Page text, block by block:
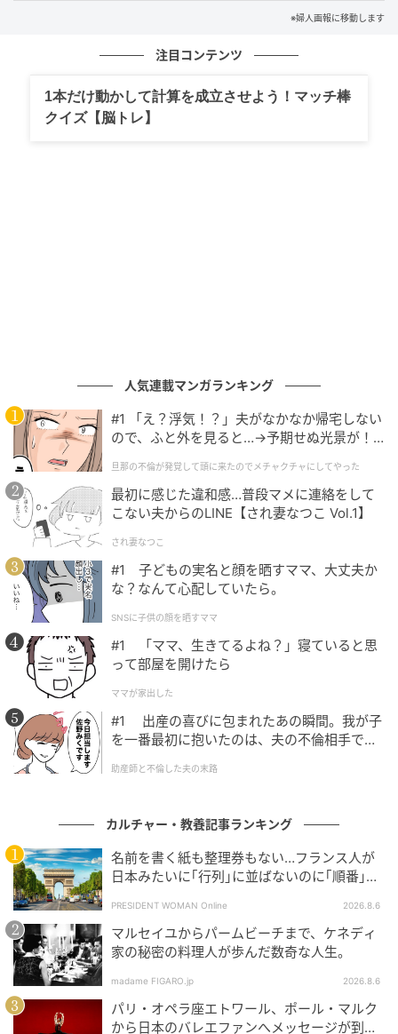
撮影＝森山雅智
柾合わせの技法を生かしたアート作品。やわらかなフ
ォルムに繊細で流れるような木目が映え、削り進める
ことで現れる枝の跡も味わいを添える。思いがけない
※婦人画報に移動します
注目コンテンツ
1本だけ動かして計算を成立させよう！マッチ棒
クイズ【脳トレ】
人気連載マンガランキング
#1 「え？浮気！？」夫がなかなか帰宅しない
ので、ふと外を見ると…→予期せぬ光景が！
クチャにしてやった
旦那の不倫が発覚して頭に来たのでメチャクチャにしてやった
最初に感じた違和感…普段マメに連絡をして
こない夫からのLINE【され妻なつこ Vol.1】
され妻なつこ
#1 子どもの実名と顔を晒すママ、大丈夫か
な？なんて心配していたら。
SNSに子供の顔を晒すママ
#1 「ママ、生きてるよね？」寝ていると思
って部屋を開けたら
ママが家出した
#1 出産の喜びに包まれたあの瞬間。我が子
を一番最初に抱いたのは、夫の不倫相手でし
助産師と不倫した夫の末路
カルチャー・教養記事ランキング
名前を書く紙も整理券もない…フランス人が
日本みたいに｢行列｣に並ばないのに｢順番｣を
PRESIDENT WOMAN Online 2026.8.6
マルセイユからパームビーチまで、ケネディ
家の秘密の料理人が歩んだ数奇な人生。
madame FIGARO.jp 2026.8.6
パリ・オペラ座エトワール、ポール・マルク
から日本のバレエファンへメッセージが到